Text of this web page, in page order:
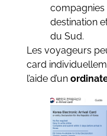
compagnies
destination
du Sud.
Les voyageurs
card
l’aide d’un